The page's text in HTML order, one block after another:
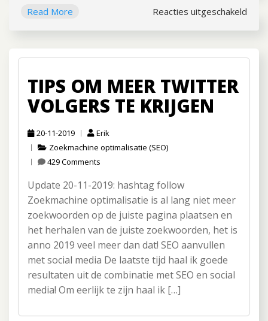
Read More Reacties uitgeschakeld
TIPS OM MEER TWITTER
VOLGERS TE KRIJGEN
20-11-2019
Erik
Zoekmachine optimalisatie (SEO)
429 Comments
Update 20-11-2019: hashtag follow
Zoekmachine optimalisatie is al lang niet meer
zoekwoorden op de juiste pagina plaatsen en
het herhalen van de juiste zoekwoorden, het is
anno 2019 veel meer dan dat! SEO aanvullen
met social media De laatste tijd haal ik goede
resultaten uit de combinatie met SEO en social
media! Om eerlijk te zijn haal ik […]